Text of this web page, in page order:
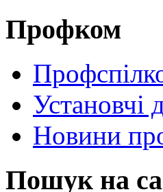
Профком
Установчі
Новини
Пошук на